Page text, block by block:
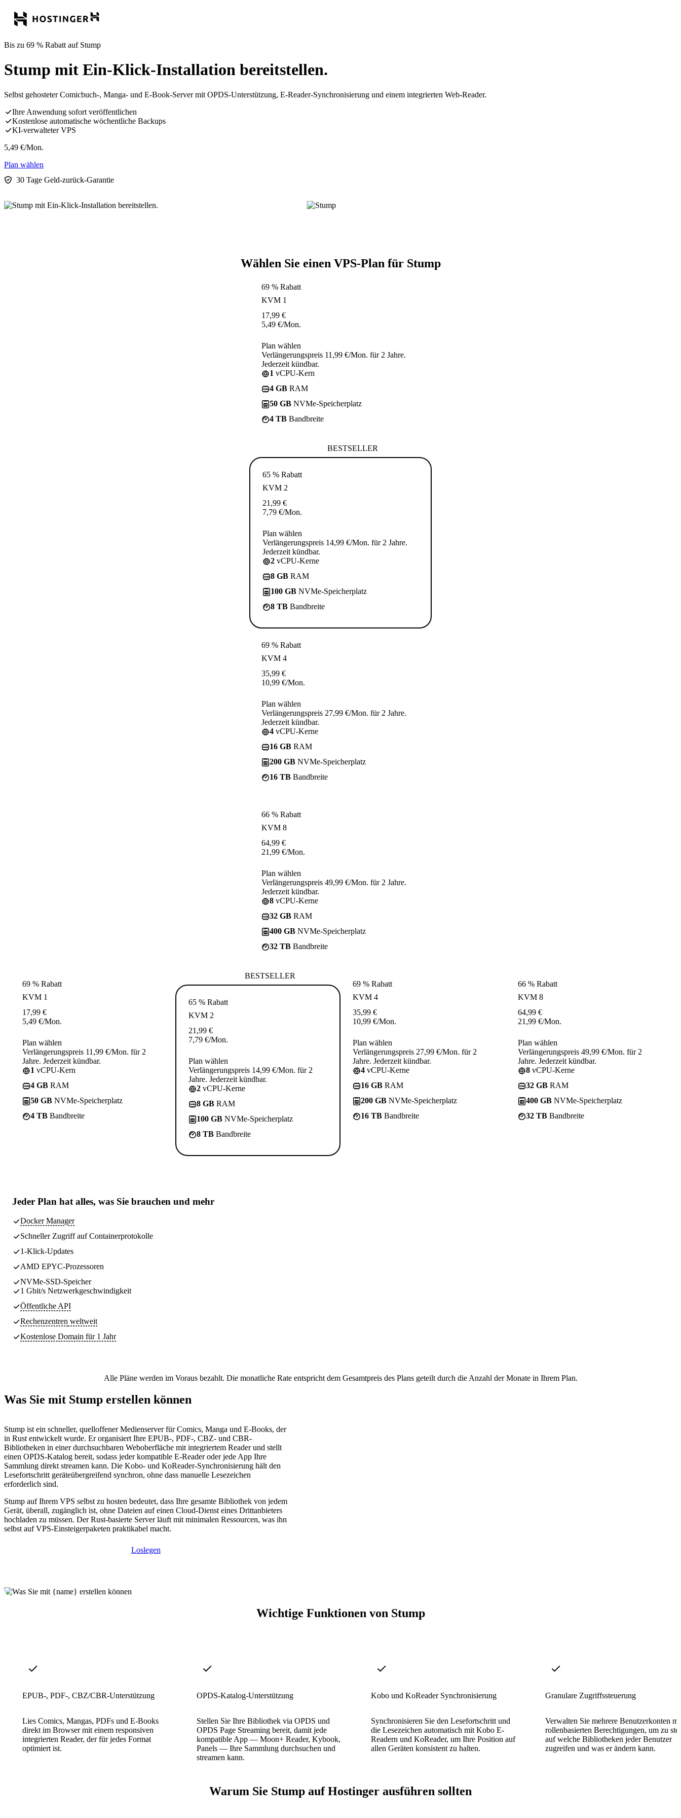
Bis zu 69 % Rabatt auf Stump
Stump mit Ein-Klick-Installation bereitstellen.
Selbst gehosteter Comicbuch-, Manga- und E-Book-Server mit OPDS-Unterstützung, E-Reader-Synchronisierung und einem integrierten Web-Reader.
Ihre Anwendung sofort veröffentlichen
Kostenlose automatische wöchentliche Backups
KI-verwalteter VPS
5,49 €/Mon.
Plan wählen
30 Tage Geld-zurück-Garantie
Wählen Sie einen VPS-Plan für Stump
69 % Rabatt
KVM 1
17,99 €
5,49 €/Mon.
Plan wählen
Verlängerungspreis 11,99 €/Mon. für 2 Jahre.
Jederzeit kündbar.
1 vCPU-Kern
4 GB RAM
50 GB NVMe-Speicherplatz
4 TB Bandbreite
BESTSELLER
65 % Rabatt
KVM 2
21,99 €
7,79 €/Mon.
Plan wählen
Verlängerungspreis 14,99 €/Mon. für 2 Jahre.
Jederzeit kündbar.
2 vCPU-Kerne
8 GB RAM
100 GB NVMe-Speicherplatz
8 TB Bandbreite
69 % Rabatt
KVM 4
35,99 €
10,99 €/Mon.
Plan wählen
Verlängerungspreis 27,99 €/Mon. für 2 Jahre.
Jederzeit kündbar.
4 vCPU-Kerne
16 GB RAM
200 GB NVMe-Speicherplatz
16 TB Bandbreite
66 % Rabatt
KVM 8
64,99 €
21,99 €/Mon.
Plan wählen
Verlängerungspreis 49,99 €/Mon. für 2 Jahre.
Jederzeit kündbar.
8 vCPU-Kerne
32 GB RAM
400 GB NVMe-Speicherplatz
32 TB Bandbreite
69 % Rabatt
KVM 1
17,99 €
5,49 €/Mon.
Plan wählen
Verlängerungspreis 11,99 €/Mon. für 2
Jahre. Jederzeit kündbar.
1 vCPU-Kern
4 GB RAM
50 GB NVMe-Speicherplatz
4 TB Bandbreite
BESTSELLER
65 % Rabatt
KVM 2
21,99 €
7,79 €/Mon.
Plan wählen
Verlängerungspreis 14,99 €/Mon. für 2
Jahre. Jederzeit kündbar.
2 vCPU-Kerne
8 GB RAM
100 GB NVMe-Speicherplatz
8 TB Bandbreite
69 % Rabatt
KVM 4
35,99 €
10,99 €/Mon.
Plan wählen
Verlängerungspreis 27,99 €/Mon. für 2
Jahre. Jederzeit kündbar.
4 vCPU-Kerne
16 GB RAM
200 GB NVMe-Speicherplatz
16 TB Bandbreite
66 % Rabatt
KVM 8
64,99 €
21,99 €/Mon.
Plan wählen
Verlängerungspreis 49,99 €/Mon. für 2
Jahre. Jederzeit kündbar.
8 vCPU-Kerne
32 GB RAM
400 GB NVMe-Speicherplatz
32 TB Bandbreite
Jeder Plan hat alles, was Sie brauchen und mehr
Docker Manager
Schneller Zugriff auf Containerprotokolle
1-Klick-Updates
AMD EPYC-Prozessoren
NVMe-SSD-Speicher
1 Gbit/s Netzwerkgeschwindigkeit
Öffentliche API
Rechenzentren weltweit
Kostenlose Domain für 1 Jahr
Alle Pläne werden im Voraus bezahlt. Die monatliche Rate entspricht dem Gesamtpreis des Plans geteilt durch die Anzahl der Monate in Ihrem Plan.
Was Sie mit Stump erstellen können
Stump ist ein schneller, quelloffener Medienserver für Comics, Manga und E-Books, der
in Rust entwickelt wurde. Er organisiert Ihre EPUB-, PDF-, CBZ- und CBR-
Bibliotheken in einer durchsuchbaren Weboberfläche mit integriertem Reader und stellt
einen OPDS-Katalog bereit, sodass jeder kompatible E-Reader oder jede App Ihre
Sammlung direkt streamen kann. Die Kobo- und KoReader-Synchronisierung hält den
Lesefortschritt geräteübergreifend synchron, ohne dass manuelle Lesezeichen
erforderlich sind.
Stump auf Ihrem VPS selbst zu hosten bedeutet, dass Ihre gesamte Bibliothek von jedem
Gerät, überall, zugänglich ist, ohne Dateien auf einen Cloud-Dienst eines Drittanbieters
hochladen zu müssen. Der Rust-basierte Server läuft mit minimalen Ressourcen, was ihn
selbst auf VPS-Einsteigerpaketen praktikabel macht.
Loslegen
Wichtige Funktionen von Stump
EPUB-, PDF-, CBZ/CBR-Unterstützung
Lies Comics, Mangas, PDFs und E-Books
direkt im Browser mit einem responsiven
integrierten Reader, der für jedes Format
optimiert ist.
OPDS-Katalog-Unterstützung
Stellen Sie Ihre Bibliothek via OPDS und
OPDS Page Streaming bereit, damit jede
kompatible App — Moon+ Reader, Kybook,
Panels — Ihre Sammlung durchsuchen und
streamen kann.
Kobo und KoReader Synchronisierung
Synchronisieren Sie den Lesefortschritt und
die Lesezeichen automatisch mit Kobo E-
Readern und KoReader, um Ihre Position auf
allen Geräten konsistent zu halten.
Granulare Zugriffssteuerung
Verwalten Sie mehrere Benutzerkonten
rollenbasierten Berechtigungen, um zu
auf welche Bibliotheken jeder Benutzer
zugreifen und was er ändern kann.
Warum Sie Stump auf Hostinger ausführen sollten